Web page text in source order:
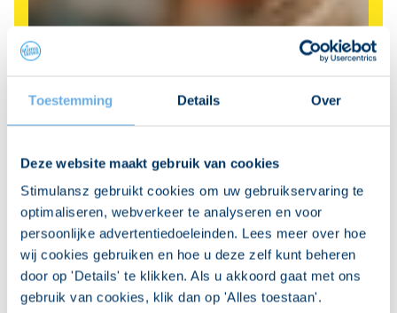
Toestemming Details Over
Deze website maakt gebruik van cookies
Stimulansz gebruikt cookies om uw gebruikservaring te
optimaliseren, webverkeer te analyseren en voor
persoonlijke advertentiedoeleinden. Lees meer over hoe
wij cookies gebruiken en hoe u deze zelf kunt beheren
door op 'Details' te klikken. Als u akkoord gaat met ons
gebruik van cookies, klik dan op 'Alles toestaan'.